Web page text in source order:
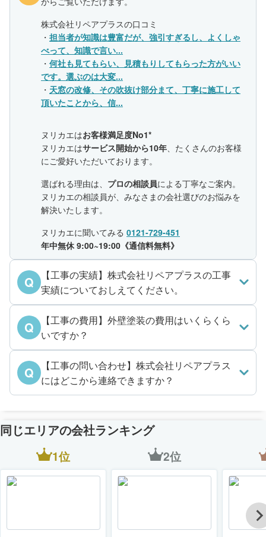
株式会社リペアプラスの口コミ
・ 担当者が知識は豊富だが、強引すぎるし、よくしゃ
べって、知識で言い...
・ 何社も見てもらい、見積もりしてもらった方がいい
です。選ぶのは大変...
・ 天窓の改修、その吹抜け部分まて、丁寧に施工して
頂いたことから、信...
ヌリカエはお客様満足度No1*
ヌリカエはサービス開始から10年、たくさんのお客様
にご愛好いただいております。
選ばれる理由は、 プロの相談員による丁寧なご案内。
ヌリカエの相談員が、みなさまの会社選びのお悩みを
解決いたします。
ヌリカエに聞いてみる 0121-729-451
年中無休 9:00~19:00《通信料無料》
Q
【工事の実績】株式会社リペアプラスの工事
実績についておしえてください。
Q
【工事の費用】外壁塗装の費用はいくらくら
いですか？
Q
【工事の問い合わせ】株式会社リペアプラス
にはどこから連絡できますか？
同じエリアの会社ランキング
1位 2位